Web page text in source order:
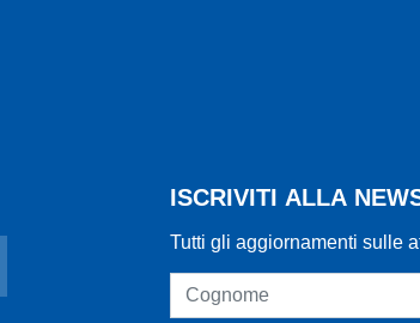
ISCRIVITI ALLA
Tutti gli aggiornamenti sulle